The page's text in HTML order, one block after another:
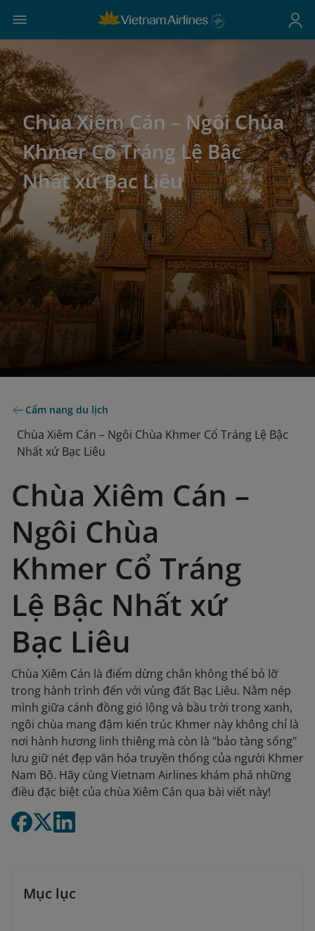
Chùa Xiêm Cán – Ngôi Chùa
Khmer Cổ Tráng Lệ Bậc
Nhất xứ Bạc Liêu
Cẩm nang du lịch
Chùa Xiêm Cán – Ngôi Chùa Khmer Cổ Tráng Lệ Bậc
Nhất xứ Bạc Liêu
Chùa Xiêm Cán –
Ngôi Chùa
Khmer Cổ Tráng
Lệ Bậc Nhất xứ
Bạc Liêu
Chùa Xiêm Cán là điểm dừng chân không thể bỏ lỡ
trong hành trình đến với vùng đất Bạc Liêu. Nằm nép
mình giữa cánh đồng gió lộng và bầu trời trong xanh,
ngôi chùa mang đậm kiến trúc Khmer này không chỉ là
nơi hành hương linh thiêng mà còn là "bảo tàng sống"
lưu giữ nét đẹp văn hóa truyền thống của người Khmer
Nam Bộ. Hãy cùng Vietnam Airlines khám phá những
điều đặc biệt của chùa Xiêm Cán qua bài viết này!
Mục lục